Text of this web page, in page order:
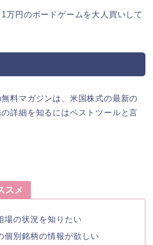
万円のボードゲームを大人買いして
料マガジンは、米国株式の最新の
詳細を知るにはベストツールと言
スメ
場の状況を知りたい
個別銘柄の情報が欲しい